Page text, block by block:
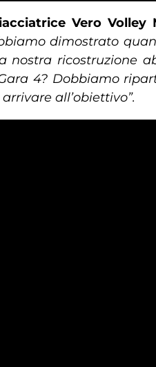
Vero Volley
dimostrato
nostra ricostruzione
4? Dobbiamo
all’obiettivo”.